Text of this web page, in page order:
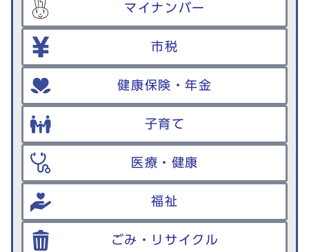
マイナンバー
市税
健康保険・年金
子育て
医療・健康
福祉
ごみ・リサイクル